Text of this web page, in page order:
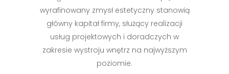
wyrafinowany zmysł estetyczny stanowią
główny kapitał firmy, służący realizacji
usług projektowych i doradczych w
zakresie wystroju wnętrz na najwyższym
poziomie.